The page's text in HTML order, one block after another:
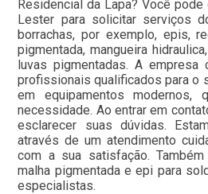
Residencial da Lapa? Você pode
Lester para solicitar serviços
borrachas, por exemplo, epis,
pigmentada, mangueira
luvas pigmentadas. A
profissionais qualificados para o
em equipamentos
necessidade. Ao entrar em
esclarecer suas dúvidas.
através de um atendimento
com a sua satisfação.
malha pigmentada e epi para
especialistas.